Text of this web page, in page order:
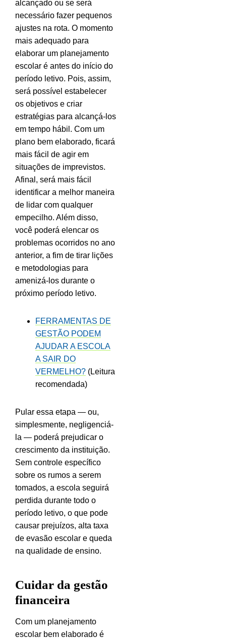
alcançado ou se será
necessário fazer pequenos
ajustes na rota. O momento
mais adequado para
elaborar um planejamento
escolar é antes do início do
período letivo. Pois, assim,
será possível estabelecer
os objetivos e criar
estratégias para alcançá-los
em tempo hábil. Com um
plano bem elaborado, ficará
mais fácil de agir em
situações de imprevistos.
Afinal, será mais fácil
identificar a melhor maneira
de lidar com qualquer
empecilho. Além disso,
você poderá elencar os
problemas ocorridos no ano
anterior, a fim de tirar lições
e metodologias para
amenizá-los durante o
próximo período letivo.
FERRAMENTAS DE
GESTÃO PODEM
AJUDAR A ESCOLA
A SAIR DO
VERMELHO? (Leitura
recomendada)
Pular essa etapa — ou,
simplesmente, negligenciá-
la — poderá prejudicar o
crescimento da instituição.
Sem controle específico
sobre os rumos a serem
tomados, a escola seguirá
perdida durante todo o
período letivo, o que pode
causar prejuízos, alta taxa
de evasão escolar e queda
na qualidade de ensino.
Cuidar da gestão
financeira
Com um planejamento
escolar bem elaborado é